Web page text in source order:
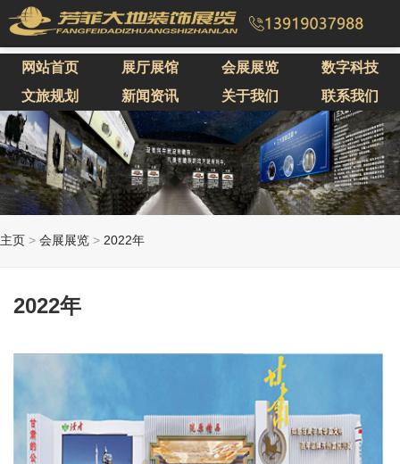
网站首页 展厅展馆 会展展览
数字科技
文旅规划
新闻资讯 关于我们 联系我们
主页 > 会展展览 > 2022年
2022年